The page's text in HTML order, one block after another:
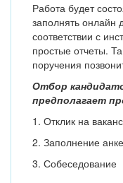
Работа будет
заполнять онлайн
соответствии с
простые отчеты.
поручения
Отбор
предполагает
1. Отклик на
2. Заполнение
3. Собеседование